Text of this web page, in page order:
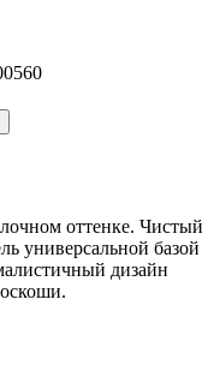
оттенке. Чистый
универсальной базой
дизайн